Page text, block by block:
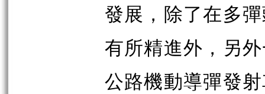
發展，除了在多
有所精進外，另
公路機動導彈發